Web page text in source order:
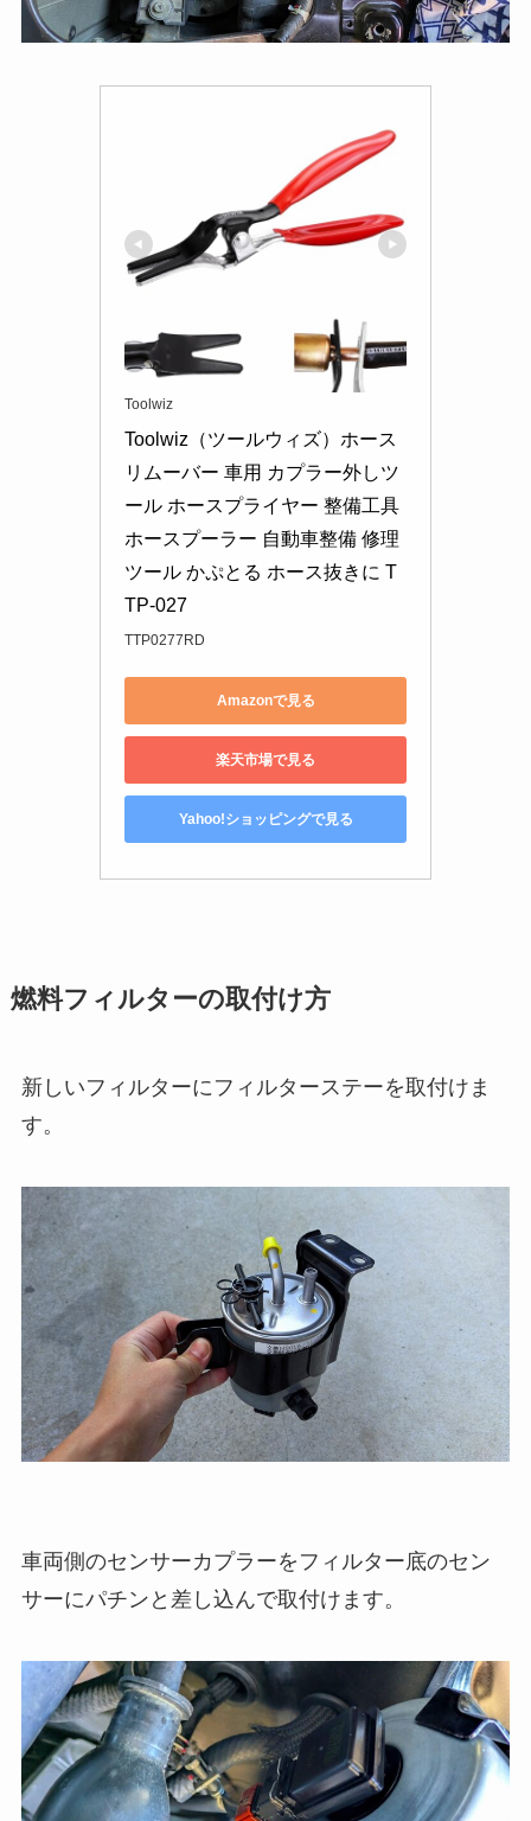
Toolwiz
Toolwiz（ツールウィズ）ホース
リムーバー 車用 カプラー外しツ
ール ホースプライヤー 整備工具
ホースプーラー 自動車整備 修理
ツール かぷとる ホース抜きに T
TP-027
TTP0277RD
Amazonで見る
楽天市場で見る
Yahoo!ショッピングで見る
燃料フィルターの取付け方
新しいフィルターにフィルターステーを取付けま
す。
車両側のセンサーカプラーをフィルター底のセン
サーにパチンと差し込んで取付けます。